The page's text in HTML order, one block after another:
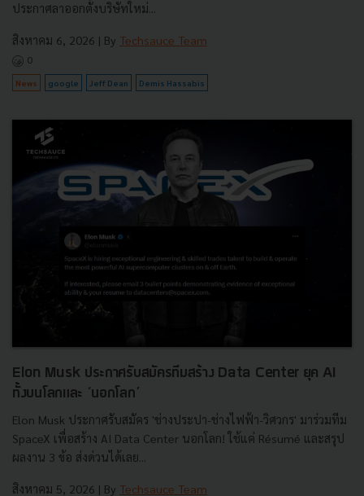
ประกาศลาออกตั้งบริษัทใหม่...
สิงหาคม 6, 2026 | By Techsauce Team
0
News google Jeff Dean Demis Hassabis
Elon Musk ประกาศรับสมัครทีมสร้าง Data Center ยุค AI
ทั้งบนโลกและ ‘นอกโลก’
Elon Musk ประกาศรับสมัคร 'ช่างประปา-ช่างไฟฟ้า-วิศวกร' มาร่วมทีม
SpaceX เพื่อสร้าง AI Data Center นอกโลก! ใช้แค่ Résumé และสรุป
ผลงาน 3 ข้อ ส่งด่วนได้เลย...
สิงหาคม 5, 2026 | By Techsauce Team